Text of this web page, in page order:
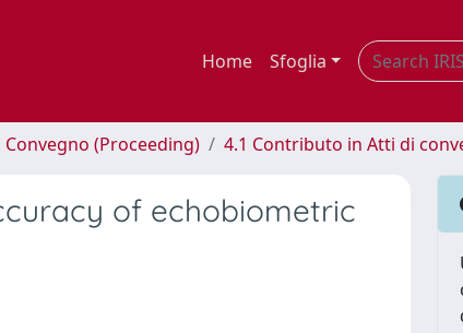
Home Sfoglia
(Proceeding) 4.1 Contributo in Atti di
of echobiometric